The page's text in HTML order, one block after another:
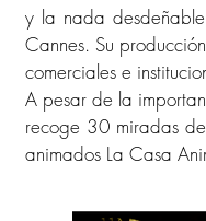
y la nada
Cannes. Su
comerciales e
A pesar de la
recoge 30 miradas
animados La Casa